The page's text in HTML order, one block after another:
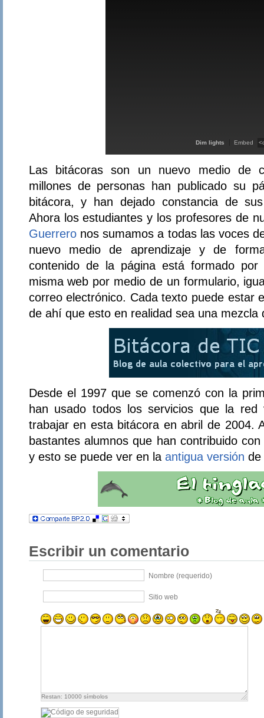
Dim lights Embed
Las bitácoras son un nuevo medio de
millones de personas han publicado su
bitácora, y han dejado constancia de
Ahora los estudiantes y los profesores de
Guerreronos sumamos a todas las voces
nuevo medio de aprendizaje y de
contenido de la página está formado
misma web por medio de un formulario,
correo electrónico. Cada texto puede estar
de ahí que esto en realidad sea una mezcla
Desde el 1997 que se comenzó con la
han usado todos los servicios que la red
trabajar en esta bitácora en abril de 2004.
bastantes alumnos que han contribuido
y esto se puede ver en la antigua versión de
Escribir un comentario
Nombre (requerido)
Sitio web
Restan: 10000 símbolos